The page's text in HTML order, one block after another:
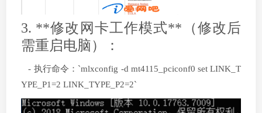
3. **修改网卡工作模式**（修改后
需重启电脑）：
- 执行命令：`mlxconfig -d mt4115_pciconf0 set LINK_T
YPE_P1=2 LINK_TYPE_P2=2`